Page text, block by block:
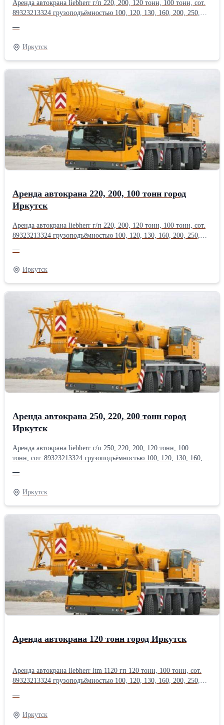
Аренда автокрана liebherr г/п 220, 200, 120 тонн, 100 тонн, сот.
89323213324 грузоподъёмностью 100, 120, 130, 160, 200, 250,
тяжеловесного оборудования в нефтегазовой, энергетической,
химической, металлургической
промышленности.Производитель: Liebherr
—
Иркутск
Аренда автокрана 220, 200, 100 тонн город
Иркутск
Аренда автокрана liebherr г/п 220, 200, 120 тонн, 100 тонн, сот.
89323213324 грузоподъёмностью 100, 120, 130, 160, 200, 250,
тяжеловесного оборудования в нефтегазовой, энергетической,
химической, металлургической
промышленности.Производитель: Liebherr
—
Иркутск
Аренда автокрана 250, 220, 200 тонн город
Иркутск
Аренда автокрана liebherr г/п 250, 220, 200, 120 тонн, 100
тонн, сот. 89323213324 грузоподъёмностью 100, 120, 130, 160,
тяжеловесного оборудования в нефтегазовой, энергетической,
химической, металлургической
промышленности.Производитель: Liebherr
—
Иркутск
Аренда автокрана 120 тонн город Иркутск
Аренда автокрана liebherr ltm 1120 гп 120 тонн, 100 тонн, сот.
89323213324 грузоподъёмностью 100, 120, 130, 160, 200, 250,
тяжеловесного оборудования в нефтегазовой, энергетической,
химической, металлургической
—
Иркутск